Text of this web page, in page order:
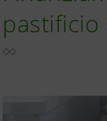
pastificio